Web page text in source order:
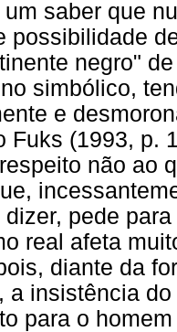
saber que
possibilidade
negro"
simbólico,
e
Fuks (1993, p.
não ao
pede
real afeta
diante da
a insistência
para o